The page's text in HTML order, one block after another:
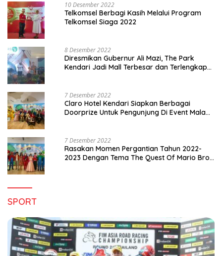
10 Desember 2022
Telkomsel Berbagi Kasih Melalui Program
Telkomsel Siaga 2022
8 Desember 2022
Diresmikan Gubernur Ali Mazi, The Park
Kendari Jadi Mall Terbesar dan Terlengkap
7 Desember 2022
Claro Hotel Kendari Siapkan Berbagai
Doorprize Untuk Pengunjung Di Event Malam
7 Desember 2022
Rasakan Momen Pergantian Tahun 2022-
2023 Dengan Tema The Quest Of Mario Bros
SPORT